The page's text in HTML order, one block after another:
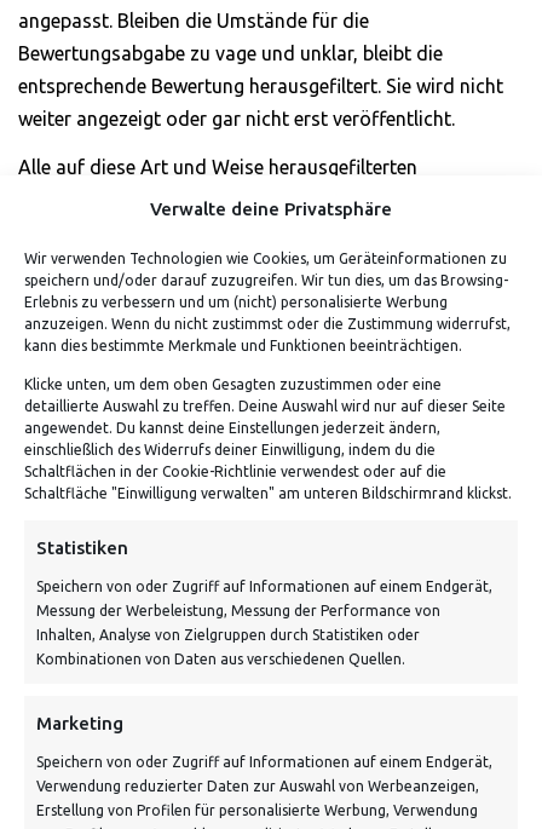
Verwalte deine Privatsphäre
Wir verwenden Technologien wie Cookies, um Geräteinformationen zu
speichern und/oder darauf zuzugreifen. Wir tun dies, um das Browsing-
Erlebnis zu verbessern und um (nicht) personalisierte Werbung
anzuzeigen. Wenn du nicht zustimmst oder die Zustimmung widerrufst,
kann dies bestimmte Merkmale und Funktionen beeinträchtigen.
Klicke unten, um dem oben Gesagten zuzustimmen oder eine
detaillierte Auswahl zu treffen. Deine Auswahl wird nur auf dieser Seite
angewendet. Du kannst deine Einstellungen jederzeit ändern,
einschließlich des Widerrufs deiner Einwilligung, indem du die
Schaltflächen in der Cookie-Richtlinie verwendest oder auf die
Schaltfläche "Einwilligung verwalten" am unteren Bildschirmrand klickst.
Statistiken
Speichern von oder Zugriff auf Informationen auf einem Endgerät,
Messung der Werbeleistung, Messung der Performance von
Inhalten, Analyse von Zielgruppen durch Statistiken oder
Kombinationen von Daten aus verschiedenen Quellen.
Marketing
Speichern von oder Zugriff auf Informationen auf einem Endgerät,
Verwendung reduzierter Daten zur Auswahl von Werbeanzeigen,
Erstellung von Profilen für personalisierte Werbung, Verwendung
angepasst. Bleiben die Umstände für die
Bewertungsabgabe zu vage und unklar, bleibt die
entsprechende Bewertung herausgefiltert. Sie wird nicht
weiter angezeigt oder gar nicht erst veröffentlicht.
Alle auf diese Art und Weise herausgefilterten
Bewertungen fließen nicht in die dargestellte
Eine strengere Filterung negativer oder Bevorzugung von
positiven Bewertungen findet nicht statt. Solange eine
Bewertung den oben genannten Kriterien entspricht, wird
sie ungeachtet dessen, ob sie wohlwollend, kritisch oder
gar abwertend formuliert ist, gleichwertig veröffentlicht.
ADRESSE
Von Tiling GmbH
Bahnhofstraße 3, 06268 Nemsdorf-Göhrendorf
Kontakt: Mo - Fr von 10:00 bis 18:00 Uhr
info@vontiling.de
Schnell und grün versendet: